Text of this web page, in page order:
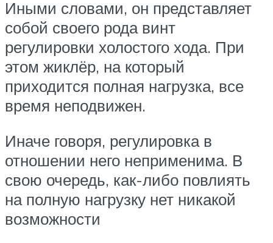
Иными словами, он представляет
собой своего рода винт
регулировки холостого хода. При
этом жиклёр, на который
приходится полная нагрузка, все
время неподвижен.
Иначе говоря, регулировка в
отношении него неприменима. В
свою очередь, как-либо повлиять
на полную нагрузку нет никакой
возможности